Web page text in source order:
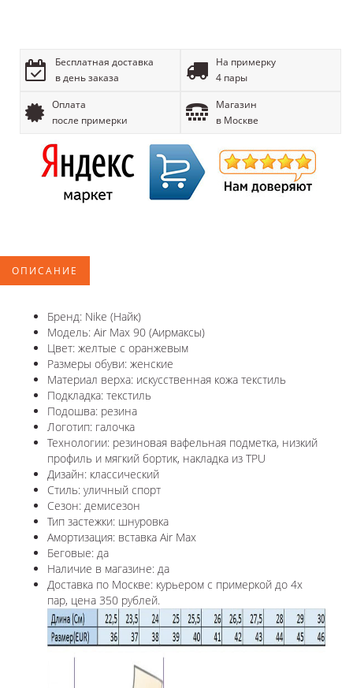
Бесплатная доставка
в день заказа
На примерку
4 пары
Оплата
после примерки
Магазин
в Москве
ОПИСАНИЕ
Бренд: Nike (Найк)
Модель: Air Max 90 (Аирмаксы)
Цвет: желтые с оранжевым
Размеры обуви: женские
Материал верха: искусственная кожа текстиль
Подкладка: текстиль
Подошва: резина
Логотип: галочка
Технологии: резиновая вафельная подметка, низкий
профиль и мягкий бортик, накладка из TPU
Дизайн: классический
Стиль: уличный спорт
Сезон: демисезон
Тип застежки: шнуровка
Амортизация: вставка Air Max
Беговые: да
Наличие в магазине: да
Доставка по Москве: курьером с примеркой до 4х
пар, цена 350 рублей.